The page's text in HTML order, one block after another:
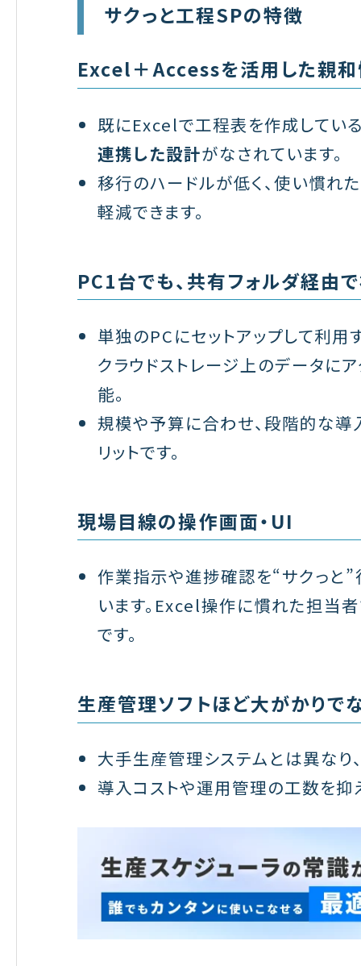
サクっと工程SPの特徴
Excel＋Accessを活用した親
既にExcelで工程表を作成してい
連携した設計がなされています。
移行のハードルが低く、使い慣れ
軽減できます。
PC1台でも、共有フォルダ経由
単独のPCにセットアップして利用
クラウドストレージ上のデータに
能。
規模や予算に合わせ、段階的な導
リットです。
現場目線の操作画面・UI
作業指示や進捗確認を“サクっと”
います。Excel操作に慣れた担当
です。
生産管理ソフトほど大がかりで
大手生産管理システムとは異なり
導入コストや運用管理の工数を抑